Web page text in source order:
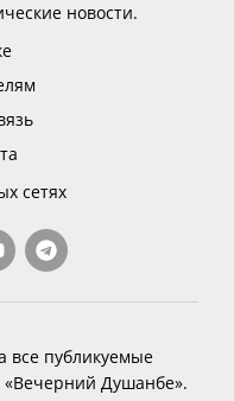
новости.
сетях
все публикуемые
Душанбе».